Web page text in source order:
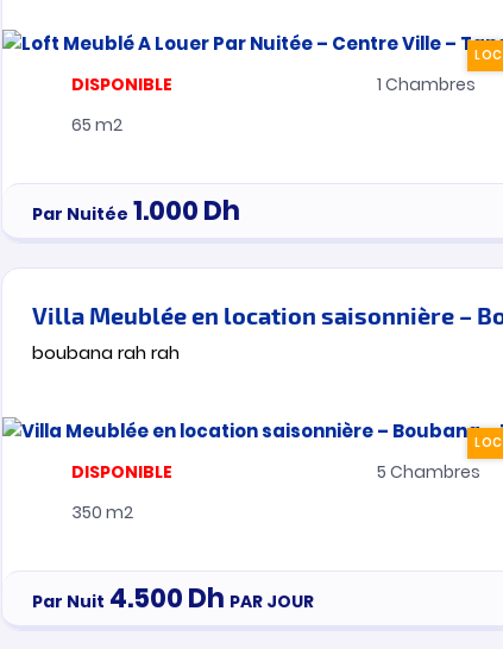
DISPONIBLE 1 Chambres
65 m2
Par Nuitée 1.000Dh
boubana rah rah
DISPONIBLE 5 Chambres
350 m2
Par Nuit 4.500Dh PAR JOUR